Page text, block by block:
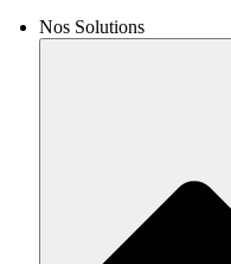
Nos Solutions